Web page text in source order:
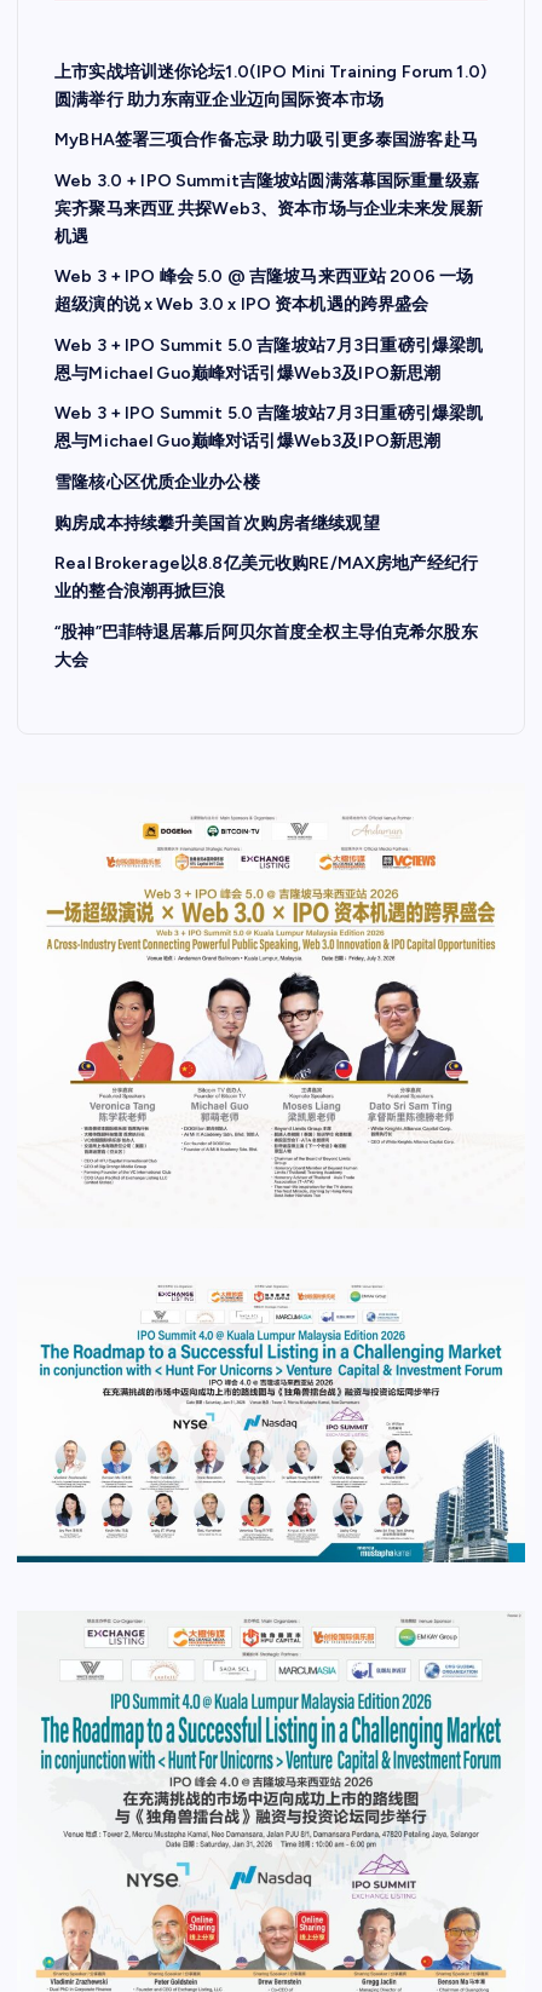
上市实战培训迷你论坛1.0(IPO Mini Training Forum 1.0)
圆满举行 助力东南亚企业迈向国际资本市场
MyBHA签署三项合作备忘录 助力吸引更多泰国游客赴马
Web 3.0 + IPO Summit吉隆坡站圆满落幕国际重量级嘉
宾齐聚马来西亚 共探Web3、资本市场与企业未来发展新
机遇
Web 3 + IPO 峰会 5.0 @ 吉隆坡马来西亚站 2006 一场
超级演的说 x Web 3.0 x IPO 资本机遇的跨界盛会
Web 3 + IPO Summit 5.0 吉隆坡站7月3日重磅引爆梁凯
恩与Michael Guo巅峰对话引爆Web3及IPO新思潮
Web 3 + IPO Summit 5.0 吉隆坡站7月3日重磅引爆梁凯
恩与Michael Guo巅峰对话引爆Web3及IPO新思潮
雪隆核心区优质企业办公楼
购房成本持续攀升美国首次购房者继续观望
Real Brokerage以8.8亿美元收购RE/MAX房地产经纪行
业的整合浪潮再掀巨浪
“股神”巴菲特退居幕后阿贝尔首度全权主导伯克希尔股东
大会